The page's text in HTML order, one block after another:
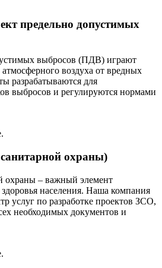
предельно допустимых
выбросов (ПДВ) играют
воздуха от вредных
разрабатываются для
выбросов и регулируются нормами
охраны)
охраны – важный элемент
населения. Наша компания
услуг по разработке проектов ЗСО,
необходимых документов и